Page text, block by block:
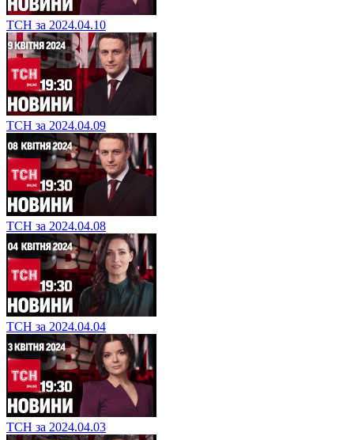
ТСН за 2024.04.10
ТСН за 2024.04.09
ТСН за 2024.04.08
ТСН за 2024.04.04
ТСН за 2024.04.03